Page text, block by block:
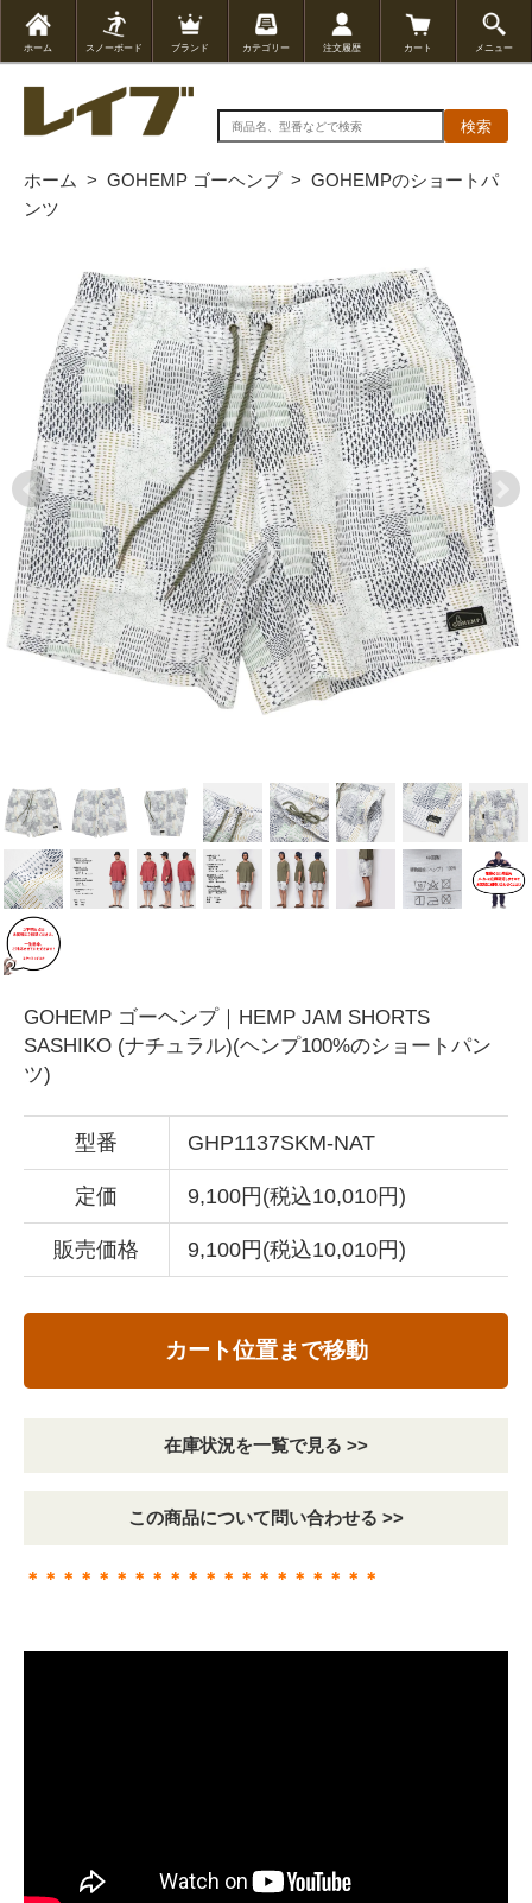
ホーム スノーボード ブランド カテゴリー 注文履歴 カート メニュー
検索
ホーム > GOHEMP ゴーヘンプ> GOHEMPのショートパ
ンツ
GOHEMP ゴーヘンプ｜HEMP JAM SHORTS
SASHIKO (ナチュラル)(ヘンプ100%のショートパン
ツ)
型番 GHP1137SKM-NAT
定価 9,100円(税込10,010円)
販売価格 9,100円(税込10,010円)
カート位置まで移動
在庫状況を一覧で見る >>
この商品について問い合わせる >>
＊＊＊＊＊＊＊＊＊＊＊＊＊＊＊＊＊＊＊＊